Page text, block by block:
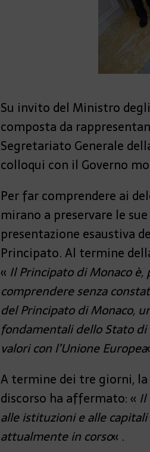
Su invito del Ministro
composta da
Segretariato Generale
colloqui con il Governo
Per far comprendere ai
mirano a preservare le
presentazione esaustiva
Principato. Al termine
« Il Principato di Monaco
comprendere senza
del Principato di Monaco,
fondamentali dello Stato
valori con l’Unione Europea
A termine dei tre giorni,
discorso ha affermato: « Il
alle istituzioni e alle
attualmente in corso« .